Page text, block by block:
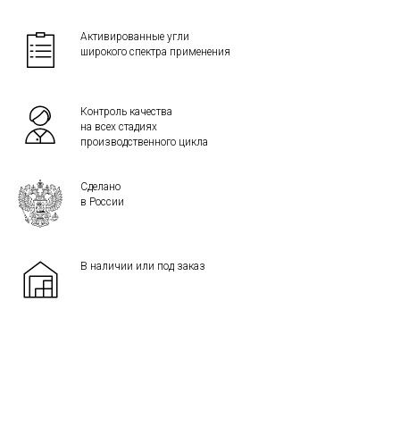
Активированные угли
широкого спектра применения
Контроль качества
на всех стадиях
производственного цикла
Сделано
в России
В наличии или под заказ